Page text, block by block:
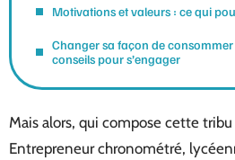
Motivations et valeurs : ce qui
Changer sa façon de
conseils pour s’engager
Mais alors, qui compose cette
Entrepreneur chronométré,